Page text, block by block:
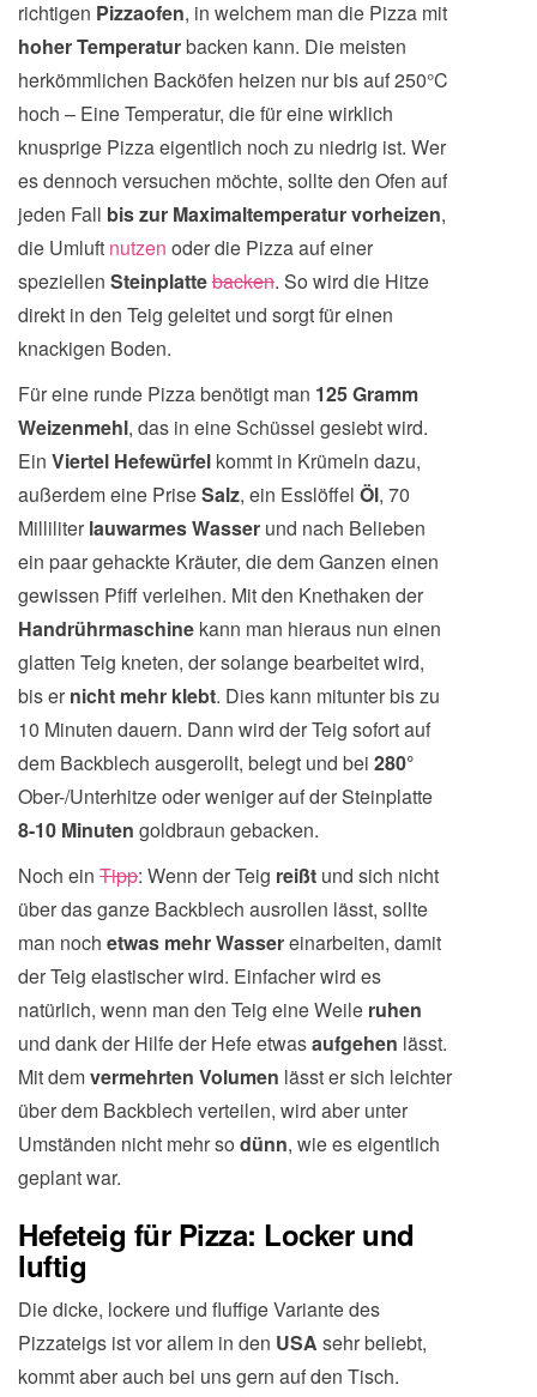
richtigen Pizzaofen, in welchem man die Pizza mit
hoher Temperaturbacken kann. Die meisten
herkömmlichen Backöfen heizen nur bis auf 250°C
hoch – Eine Temperatur, die für eine wirklich
knusprige Pizza eigentlich noch zu niedrig ist. Wer
es dennoch versuchen möchte, sollte den Ofen auf
jeden Fall bis zur Maximaltemperatur vorheizen,
die Umluft nutzen oder die Pizza auf einer
speziellen Steinplattebacken. So wird die Hitze
direkt in den Teig geleitet und sorgt für einen
knackigen Boden.
Für eine runde Pizza benötigt man 125 Gramm
Weizenmehl, das in eine Schüssel gesiebt wird.
Ein Viertel Hefewürfel kommt in Krümeln dazu,
außerdem eine PriseSalz, ein Esslöffel Öl, 70
Milliliter lauwarmes Wasser und nach Belieben
ein paar gehackte Kräuter, die dem Ganzen einen
gewissen Pfiff verleihen. Mit den Knethaken der
Handrührmaschine kann man hieraus nun einen
glatten Teig kneten, der solange bearbeitet wird,
bis er nicht mehr klebt. Dies kann mitunter bis zu
10 Minuten dauern. Dann wird der Teig sofort auf
dem Backblech ausgerollt, belegt und bei 280°
Ober-/Unterhitze oder weniger auf der Steinplatte
8-10 Minuten goldbraun gebacken.
Noch ein Tipp: Wenn der Teig reißt und sich nicht
über das ganze Backblech ausrollen lässt, sollte
man noch etwas mehr Wassereinarbeiten, damit
der Teig elastischer wird. Einfacher wird es
natürlich, wenn man den Teig eine Weile ruhen
und dank der Hilfe der Hefe etwasaufgehen lässt.
Mit demvermehrten Volumen lässt er sich leichter
über dem Backblech verteilen, wird aber unter
Umständen nicht mehr so dünn, wie es eigentlich
geplant war.
Hefeteig für Pizza: Locker und
luftig
Die dicke, lockere und fluffige Variante des
Pizzateigs ist vor allem in den USA sehr beliebt,
kommt aber auch bei uns gern auf den Tisch.